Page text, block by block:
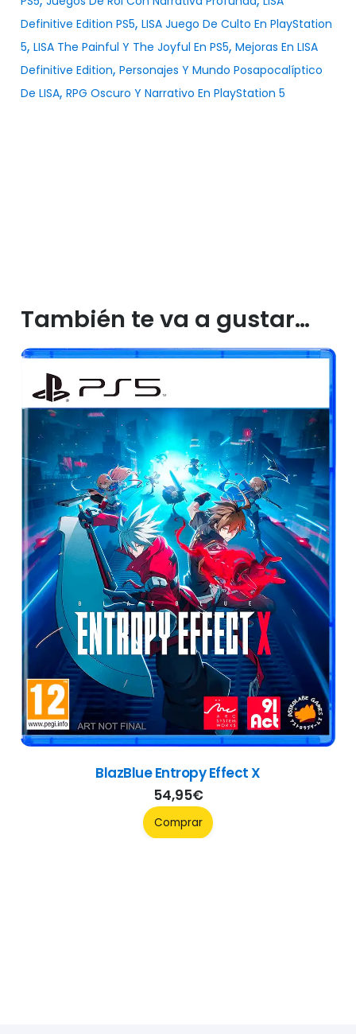
Definitive Edition PS5, LISA Juego De Culto En PlayStation
5, LISA The Painful Y The Joyful En PS5, Mejoras En LISA
Definitive Edition, Personajes Y Mundo Posapocalíptico
De LISA, RPG Oscuro Y Narrativo En PlayStation 5
También te va a gustar…
BlazBlue Entropy Effect X
54,95€
Comprar